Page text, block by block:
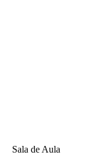
Sala de Aula